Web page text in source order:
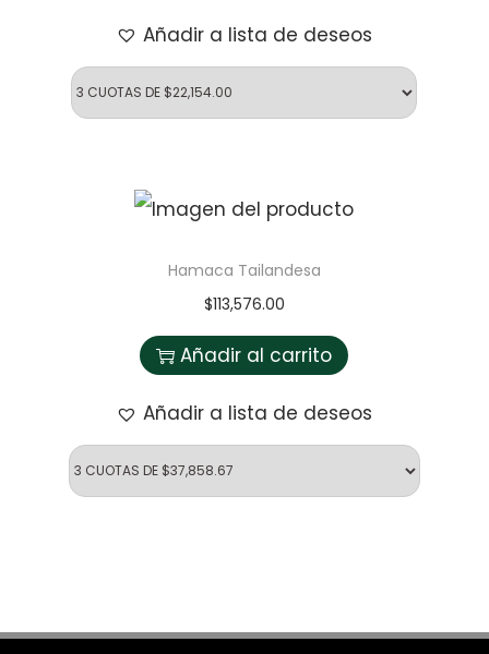
Añadir a lista de deseos
Hamaca Tailandesa
$113,576.00
Añadir al carrito
Añadir a lista de deseos